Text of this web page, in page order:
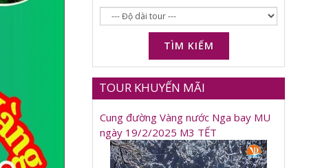
TÌM KIẾM
TOUR KHUYẾN MÃI
Cung đường Vàng nước Nga bay MU
ngày 19/2/2025 M3 TẾT